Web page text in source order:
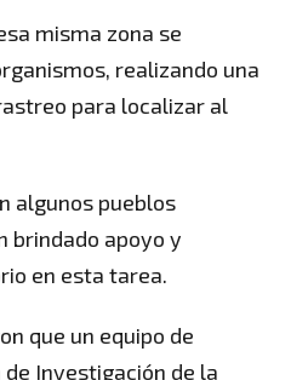
misma zona se
realizando una
para localizar al
algunos pueblos
brindado apoyo y
en esta tarea.
que un equipo de
Investigación de la